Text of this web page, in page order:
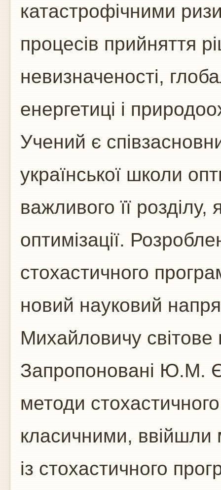
катастрофічними
процесів прийняття
невизначеності,
енергетиці і
Учений є
української школи
важливого її розділу,
оптимізації.
стохастичного
новий науковий
Михайловичу світове
Запропоновані Ю.М.
методи
класичними, ввійшли
із стохастичного